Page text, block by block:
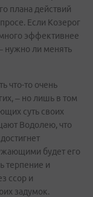
плана действий
Если Козерог
эффективнее
нужно ли менять
что-то очень
– но лишь в том
суть своих
Водолею, что
будет его
терпение и
ссор и
задумок.